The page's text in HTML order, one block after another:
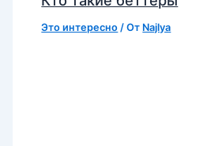
Это интересно / От Najlya